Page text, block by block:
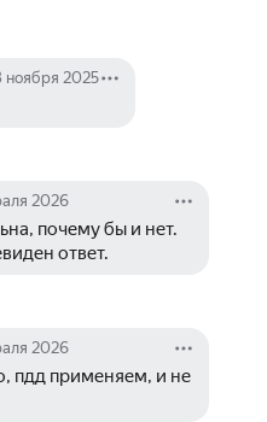
ноября 2025
2026
почему бы и нет.
ответ.
2026
пдд применяем, и не